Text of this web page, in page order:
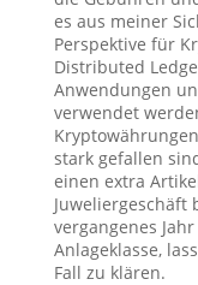
es aus meiner
Perspektive für
Distributed
Anwendungen
verwendet
stark gefallen
einen extra
Juweliergeschäft
vergangenes
Anlageklasse,
Fall zu klären.